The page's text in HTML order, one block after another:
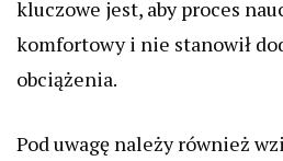
kluczowe jest, aby proces
komfortowy i nie stanowił
obciążenia.
Pod uwagę należy również